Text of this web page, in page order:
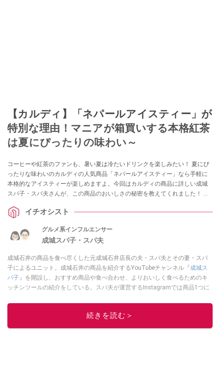
【カルディ】「ネパールアイスティー」が
特別な理由！マニアが箱買いする本格紅茶
は夏にぴったりの味わい～
コーヒーや紅茶のファンも、暑い夏は冷たいドリンクを楽しみたい！ 夏にぴ
ったりな味わいのカルディの人気商品「ネパールアイスティー」なら手軽に
本格的なアイスティーが楽しめますよ。今回はカルディの商品に詳しい成城
スパ子・スパ夫さんが、この商品のおいしさの秘密を教えてくれました！ ぜ
イチオシスト
グルメ系インフルエンサー
成城スパ子・スパ夫
成城石井の商品を食べ尽くした元成城石井店長の夫・スパ夫とその妻・スパ
子によるユニット。成城石井の商品を紹介するYouTubeチャンネル『成城ス
パ子 』を開設し、おすすめ商品や食べ合わせ、よりおいしく食べるためのキ
ッチンツールの紹介をしている。スパ夫が運営するInstagramでは商品1つに
ィープな魅力を発信している。
続きを読む＞